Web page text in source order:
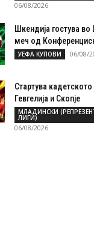
06/08/2026
Шкендија гостува
меч од
УЕФА КУПОВИ 06/08/
Стартува
Гевгелија и Скопје
МЛАДИНСКИ
ЛИГИ)
06/08/2026